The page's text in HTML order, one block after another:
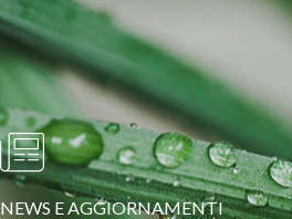
NEWS E AGGIORNAMENTI